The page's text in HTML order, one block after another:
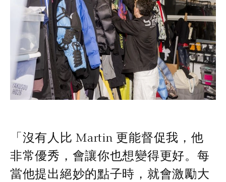
「沒有人比 Martin 更能督促我，他
非常優秀，會讓你也想變得更好。每
當他提出絕妙的點子時，就會激勵大